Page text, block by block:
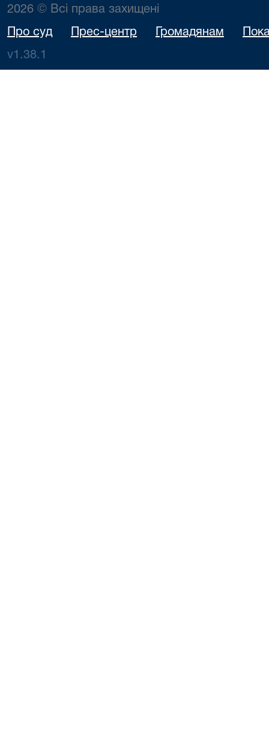
2026 © Всі права захищені
Про суд Прес-центр Громадянам
v1.38.1